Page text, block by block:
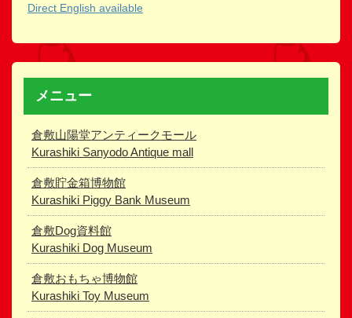
Direct English available
メニュー
倉敷山陽堂アンティークモール
Kurashiki Sanyodo Antique mall
倉敷貯金箱博物館
Kurashiki Piggy Bank Museum
倉敷Dog資料館
Kurashiki Dog Museum
倉敷おもちゃ博物館
Kurashiki Toy Museum